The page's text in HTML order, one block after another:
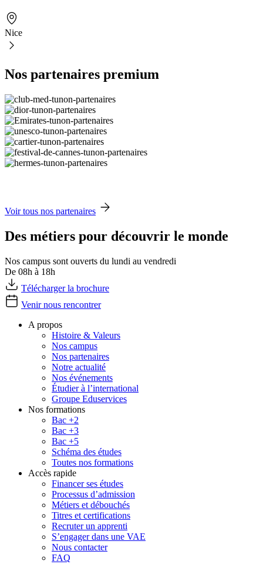
Nice
Nos partenaires premium
Voir tous nos partenaires
Des métiers pour découvrir le monde
Nos campus sont ouverts du lundi au vendredi
De 08h à 18h
Télécharger la brochure
Venir nous rencontrer
A propos
Histoire & Valeurs
Nos campus
Nos partenaires
Notre actualité
Nos événements
Étudier à l’international
Groupe Eduservices
Nos formations
Bac +2
Bac +3
Bac +5
Schéma des études
Toutes nos formations
Accès rapide
Financer ses études
Processus d’admission
Métiers et débouchés
Titres et certifications
Recruter un apprenti
S’engager dans une VAE
Nous contacter
FAQ